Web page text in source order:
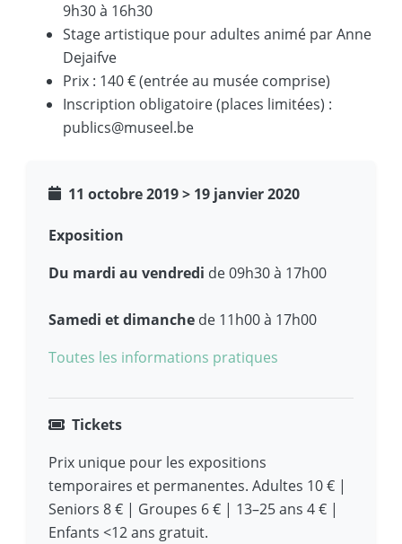
9h30 à 16h30
Stage artistique pour adultes animé par Anne
Dejaifve
Prix : 140 € (entrée au musée comprise)
Inscription obligatoire (places limitées) :
publics@museel.be
11 octobre 2019> 19 janvier 2020
Exposition
Du mardi au vendredi de 09h30 à 17h00
Samedi et dimanche de 11h00 à 17h00
Toutes les informations pratiques
Tickets
Prix unique pour les expositions
temporaires et permanentes. Adultes 10 € |
Seniors 8 € | Groupes 6 € | 13–25 ans 4 € |
Enfants <12 ans gratuit.